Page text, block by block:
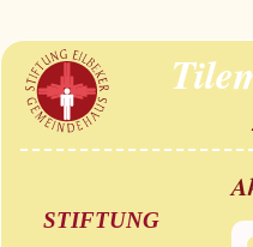
STIFTUNG